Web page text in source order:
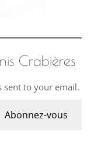
Crabières
sent to your email.
Abonnez-vous